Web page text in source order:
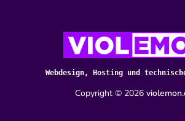
Webdesign, Hosting und
Copyright © 2026